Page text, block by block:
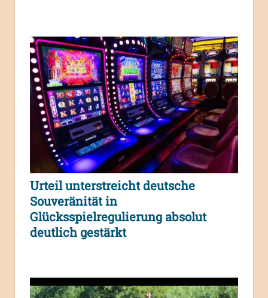
Urteil unterstreicht deutsche
Souveränität in
Glücksspielregulierung absolut
deutlich gestärkt